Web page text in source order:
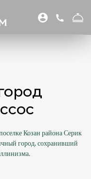
Козан района Серик
город, сохранивший